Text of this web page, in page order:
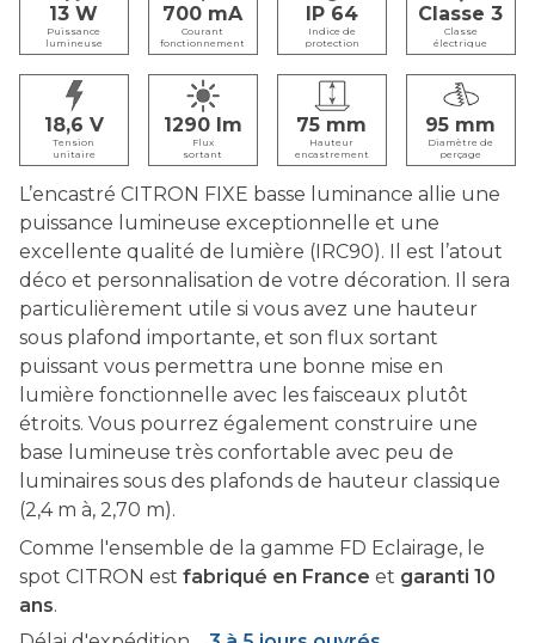
13
Puissance
lumineuse
700
Courant
fonctionnement
IP 64
Indice de
protection
Classe 3
Classe
électrique
18,6
Tension
unitaire
1290
Flux
sortant
75
Hauteur
encastrement
95
Diamètre de
perçage
L’encastré CITRON FIXE basse luminance allie une
puissance lumineuse exceptionnelle et une
excellente qualité de lumière (IRC90). Il est l’atout
déco et personnalisation de votre décoration. Il sera
particulièrement utile si vous avez une hauteur
sous plafond importante, et son flux sortant
puissant vous permettra une bonne mise en
lumière fonctionnelle avec les faisceaux plutôt
étroits. Vous pourrez également construire une
base lumineuse très confortable avec peu de
luminaires sous des plafonds de hauteur classique
(2,4 m à, 2,70 m).
Comme l'ensemble de la gamme FD Eclairage, le
spot CITRON est fabriqué en France et garanti 10
ans.